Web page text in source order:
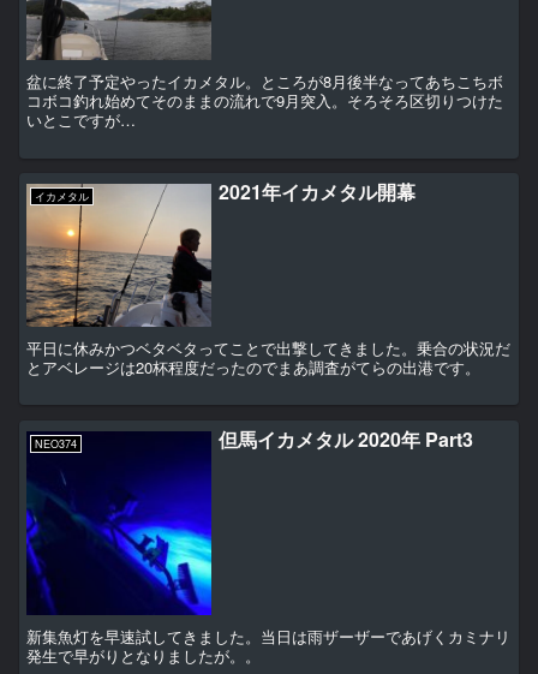
盆に終了予定やったイカメタル。ところが8月後半なってあちこちボ
コボコ釣れ始めてそのままの流れで9月突入。そろそろ区切りつけた
いとこですが…
イカメタル 2021年イカメタル開幕
平日に休みかつベタベタってことで出撃してきました。乗合の状況だ
とアベレージは20杯程度だったのでまあ調査がてらの出港です。
NEO374 但馬イカメタル 2020年 Part3
新集魚灯を早速試してきました。当日は雨ザーザーであげくカミナリ
発生で早がりとなりましたが。。